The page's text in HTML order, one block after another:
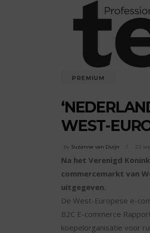
PREMIUM
WEST-
by Suzanne van Duijn 22
Na het Verenigd
commercemarkt van
uitgegeven.
De West-Europese e-
B2C E-commerce
koepelorganisatie voor